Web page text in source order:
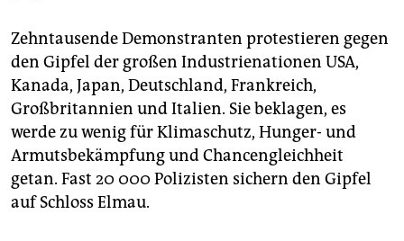
Zehntausende Demonstranten protestieren gegen
den Gipfel der großen Industrienationen USA,
Kanada, Japan, Deutschland, Frankreich,
Großbritannien und Italien. Sie beklagen, es
werde zu wenig für Klimaschutz, Hunger- und
Armutsbekämpfung und Chancengleichheit
getan. Fast 20 000 Polizisten sichern den Gipfel
auf Schloss Elmau.